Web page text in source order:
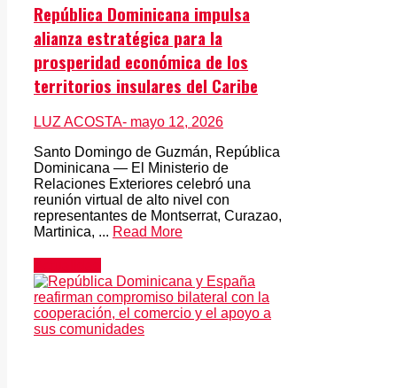
República Dominicana impulsa
alianza estratégica para la
prosperidad económica de los
territorios insulares del Caribe
LUZ ACOSTA- mayo 12, 2026
Santo Domingo de Guzmán, República
Dominicana — El Ministerio de
Relaciones Exteriores celebró una
reunión virtual de alto nivel con
representantes de Montserrat, Curazao,
Martinica, ... Read More